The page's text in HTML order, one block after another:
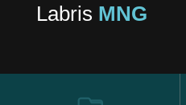
Labris MNG